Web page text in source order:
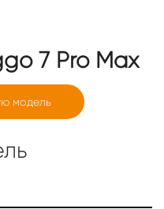
7 Pro Max
модель